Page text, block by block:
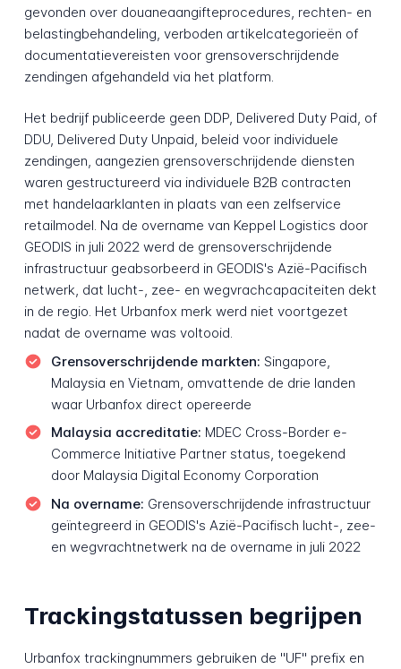
gevonden over douaneaangifteprocedures, rechten- en
belastingbehandeling, verboden artikelcategorieën of
documentatievereisten voor grensoverschrijdende
zendingen afgehandeld via het platform.
Het bedrijf publiceerde geen DDP, Delivered Duty Paid, of
DDU, Delivered Duty Unpaid, beleid voor individuele
zendingen, aangezien grensoverschrijdende diensten
waren gestructureerd via individuele B2B contracten
met handelaarklanten in plaats van een zelfservice
retailmodel. Na de overname van Keppel Logistics door
GEODIS in juli 2022 werd de grensoverschrijdende
infrastructuur geabsorbeerd in GEODIS's Azië-Pacifisch
netwerk, dat lucht-, zee- en wegvrachcapaciteiten dekt
in de regio. Het Urbanfox merk werd niet voortgezet
nadat de overname was voltooid.
Grensoverschrijdende markten: Singapore,
Malaysia en Vietnam, omvattende de drie landen
waar Urbanfox direct opereerde
Malaysia accreditatie: MDEC Cross-Border e-
Commerce Initiative Partner status, toegekend
door Malaysia Digital Economy Corporation
Na overname: Grensoverschrijdende infrastructuur
geïntegreerd in GEODIS's Azië-Pacifisch lucht-, zee-
en wegvrachtnetwerk na de overname in juli 2022
Trackingstatussen begrijpen
Urbanfox trackingnummers gebruiken de "UF" prefix en